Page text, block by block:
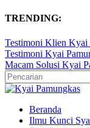
TRENDING:
Testimoni Klien Kyai
Testimoni Kyai
Macam Solusi Kyai
Beranda
Ilmu Kunci